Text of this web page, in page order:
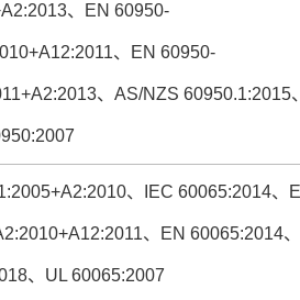
、EN 60950-
、EN 60950-
、AS/NZS 60950.1:2015、
、IEC 60065:2014、
、EN 60065:2014、
、UL 60065:2007